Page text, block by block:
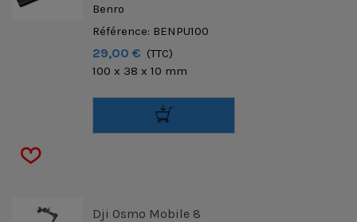
Benro
Référence: BENPU100
29,00 € (TTC)
100 x 38 x 10 mm
Dji Osmo Mobile 8